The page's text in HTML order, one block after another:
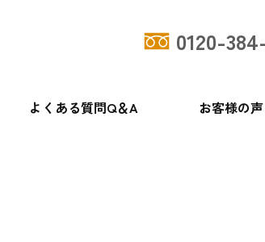
0120-
よくある質問Q＆A お客様の声